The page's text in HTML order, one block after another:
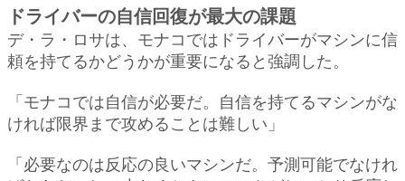
ドライバーの自信回復が最大の課題
デ・ラ・ロサは、モナコではドライバーがマシンに信
頼を持てるかどうかが重要になると強調した。
「モナコでは自信が必要だ。自信を持てるマシンがな
ければ限界まで攻めることは難しい」
「必要なのは反応の良いマシンだ。予測可能でなけれ